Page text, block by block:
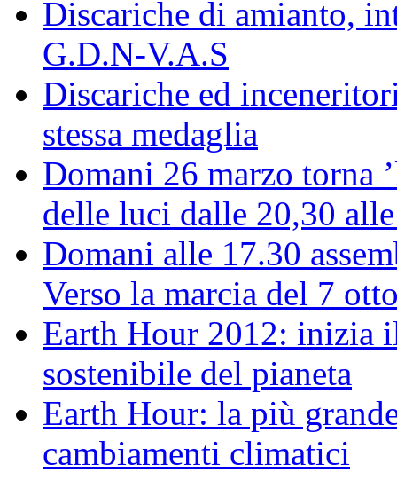
Discariche di amianto,
G.D.N-V.A.S
Discariche ed
stessa medaglia
Domani 26 marzo torna
delle luci dalle 20,30
Domani alle 17.30
Verso la marcia del 7
Earth Hour 2012: inizia
sostenibile del pianeta
Earth Hour: la più
cambiamenti climatici